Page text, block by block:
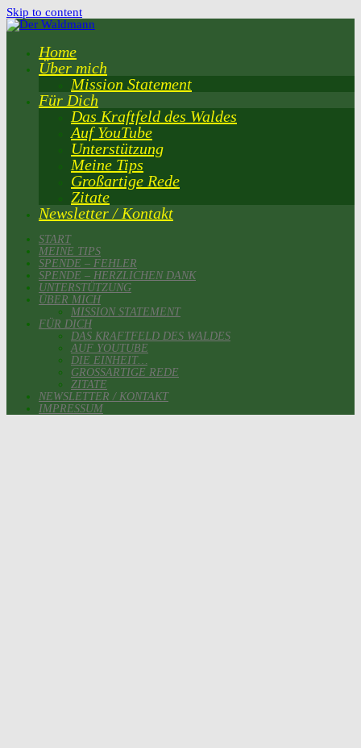
Skip to content
Home
Über mich
Mission Statement
Für Dich
Das Kraftfeld des Waldes
Auf YouTube
Unterstützung
Meine Tips
Großartige Rede
Zitate
Newsletter / Kontakt
START
MEINE TIPS
SPENDE – FEHLER
SPENDE – HERZLICHEN DANK
UNTERSTÜTZUNG
ÜBER MICH
MISSION STATEMENT
FÜR DICH
DAS KRAFTFELD DES WALDES
AUF YOUTUBE
DIE EINHEIT…
GROSSARTIGE REDE
ZITATE
NEWSLETTER / KONTAKT
IMPRESSUM